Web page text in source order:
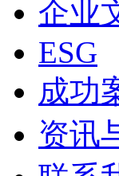
企业
ESG
成功
资讯